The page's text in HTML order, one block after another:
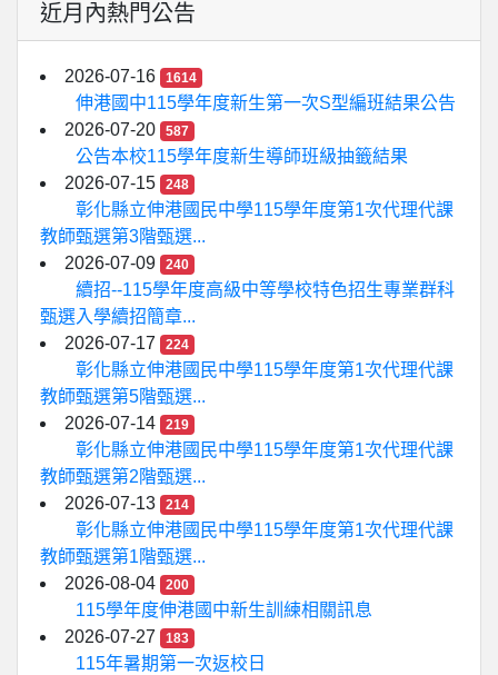
近月內熱門公告
2026-07-16 1614
伸港國中115學年度新生第一次S型編班結果公告
2026-07-20
587
公告本校115學年度新生導師班級抽籤結果
2026-07-15
248
彰化縣立伸港國民中學115學年度第1次代理代課
教師甄選第3階甄選...
2026-07-09
240
續招--115學年度高級中等學校特色招生專業群科
甄選入學續招簡章...
2026-07-17
224
彰化縣立伸港國民中學115學年度第1次代理代課
教師甄選第5階甄選...
2026-07-14
219
彰化縣立伸港國民中學115學年度第1次代理代課
教師甄選第2階甄選...
2026-07-13
214
彰化縣立伸港國民中學115學年度第1次代理代課
教師甄選第1階甄選...
2026-08-04
200
115學年度伸港國中新生訓練相關訊息
2026-07-27
183
115年暑期第一次返校日